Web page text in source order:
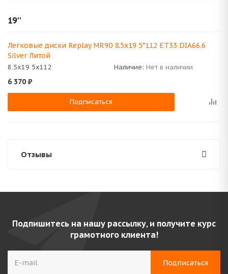
19''
Легковые диски Replay MR90 8.5x19 5*112 ET33 DIA66.6
Silver Литой
8.5x19 5x112 Наличие: Нет в наличии
6 370 ₽
Подписаться
Отзывы
Подпишитесь на нашу рассылку, и получите курс
грамотного клиента!